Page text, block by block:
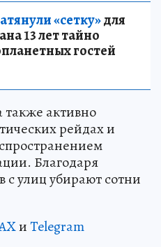
«сетку»для
13 лет тайно
гостей
также активно
рейдах и
Благодаря
с улиц убирают сотни
иTelegram